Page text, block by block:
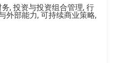
, 投资与投资组合管理, 行
外部能力, 可持续商业策略,